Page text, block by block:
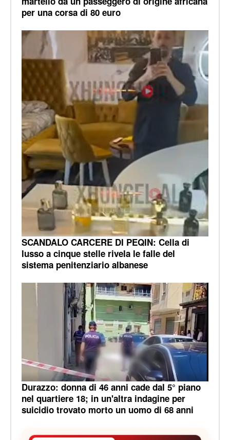
per una corsa di 80 euro
SCANDALO CARCERE DI PEQIN: Cella di
lusso a cinque stelle rivela le falle del
sistema penitenziario albanese
Durazzo: donna di 46 anni cade dal 5° piano
nel quartiere 18; in un'altra indagine per
suicidio trovato morto un uomo di 68 anni